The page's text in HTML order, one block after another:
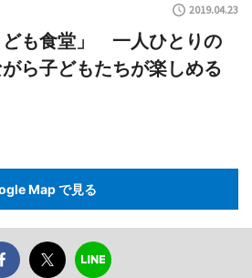
2019.04.23
ども食堂」 一人ひとりの
ら子どもたちが楽しめる
Map で見る